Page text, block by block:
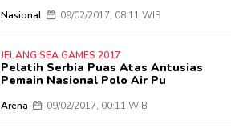
Nasional 09/02/2017, 08:11 WIB
JELANG SEA GAMES 2017
Pelatih Serbia Puas Atas Antusias
Pemain Nasional Polo Air Pu
Arena 09/02/2017, 00:11 WIB